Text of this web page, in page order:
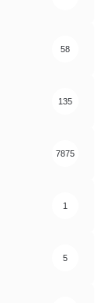
58
135
7875
1
5